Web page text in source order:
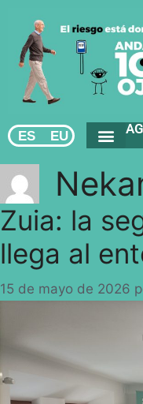
ES EU
Zuia: la
llega al
15 de mayo de 2026